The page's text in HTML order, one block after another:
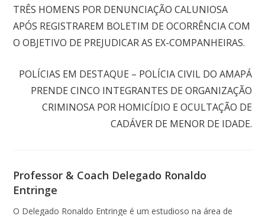
TRÊS HOMENS POR DENUNCIAÇÃO CALUNIOSA
APÓS REGISTRAREM BOLETIM DE OCORRÊNCIA COM
O OBJETIVO DE PREJUDICAR AS EX-COMPANHEIRAS.
POLÍCIAS EM DESTAQUE – POLÍCIA CIVIL DO AMAPÁ
PRENDE CINCO INTEGRANTES DE ORGANIZAÇÃO
CRIMINOSA POR HOMICÍDIO E OCULTAÇÃO DE
CADÁVER DE MENOR DE IDADE.
Professor & Coach Delegado Ronaldo
Entringe
O Delegado Ronaldo Entringe é um estudioso na área de